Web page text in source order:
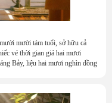
mười tám tuổi, sở hữu cả
vé thời gian giá hai mươi
Bảy, liệu hai mươi nghìn đồng